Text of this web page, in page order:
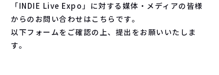
「INDIE Live Expo」に対する媒体・メディアの皆様
からのお問い合わせはこちらです。
以下フォームをご確認の上、提出をお願いいたしま
す。